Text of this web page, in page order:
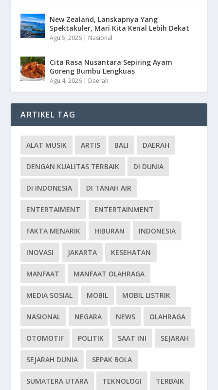
New Zealand, Lanskapnya Yang
Spektakuler, Mari Kita Kenal Lebih Dekat
Agu 5, 2026 | Nasional
Cita Rasa Nusantara Sepiring Ayam
Goreng Bumbu Lengkuas
Agu 4, 2026 | Daerah
ARTIKEL TAG
ALAT MUSIK ARTIS BALI DAERAH
DENGAN KUALITAS TERBAIK DI DUNIA
DI INDONESIA DI TANAH AIR
ENTERTAIMENT ENTERTAINMENT
FAKTA MENARIK HIBURAN INDONESIA
INOVASI JAKARTA KESEHATAN
MANFAAT MANFAAT OLAHRAGA
MEDIA SOSIAL MOBIL MOBIL LISTRIK
NASIONAL NEGARA NEWS OLAHRAGA
OTOMOTIF POLITIK SAAT INI SEJARAH
SEJARAH DUNIA SEPAK BOLA
SUMATERA UTARA TEKNOLOGI TERBAIK